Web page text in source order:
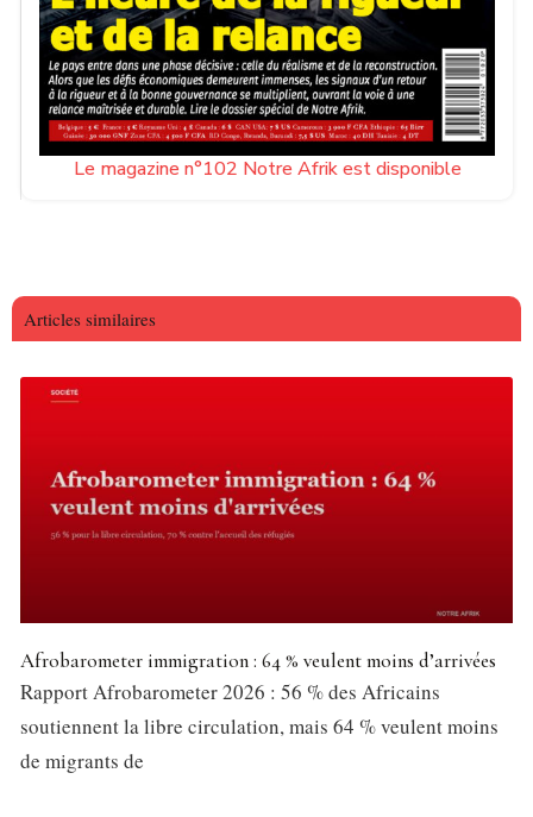
Le magazine n°102 Notre Afrik est disponible
Articles similaires
Afrobarometer immigration : 64 % veulent moins d’arrivées
Rapport Afrobarometer 2026 : 56 % des Africains
soutiennent la libre circulation, mais 64 % veulent moins
de migrants de